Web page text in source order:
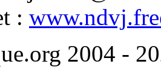
:
2004 -